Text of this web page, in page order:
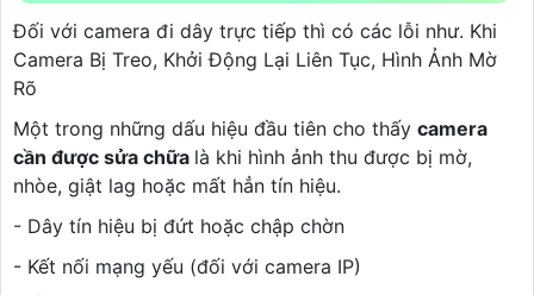
Đối với camera đi dây trực tiếp thì có các lỗi như. Khi
Camera Bị Treo, Khởi Động Lại Liên Tục, Hình Ảnh Mờ
Rõ
Một trong những dấu hiệu đầu tiên cho thấy camera
cần được sửa chữa là khi hình ảnh thu được bị mờ,
nhòe, giật lag hoặc mất hẳn tín hiệu.
- Dây tín hiệu bị đứt hoặc chập chờn
- Kết nối mạng yếu (đối với camera IP)